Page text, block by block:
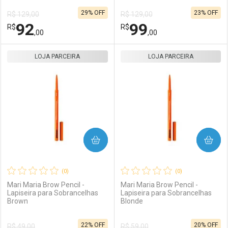
Comprar sem Desconto
Por R$ 55,11/cada
Comprar sem Desconto
Por R$ 55,11/cada
Comprar sem Desconto
Por R$ 92,00/cada
Comprar sem Desconto
Por R$ 92,00/cada
R$ 129,00
R$92,00
29% OFF
Laboratório
Por Menos
R$ 129,00
R$99,00
23% OFF
Laboratório
Por Menos
(0)
Mari Maria Brow Pencil -
Lapiseira para Sobrancelhas
Brown
LOJA PARCEIRA
R$ 49,00
22% OFF
COMPRAR
(0)
Mari Maria Brow Pencil -
Lapiseira para Sobrancelhas
Blonde
LOJA PARCEIRA
R$ 59,00
20% OFF
COMPRAR